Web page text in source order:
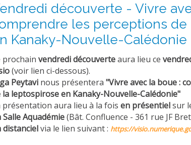
découverte - Vivre
les perceptions de
Kanaky-Nouvelle-Calédonie
prochain vendredi découverteaura lieu ce
(voir lien ci-dessous).
Peytavi nous présentera "Vivre avec la boue :
la leptospirose en Kanaky-Nouvelle-Calédonie"
présentation aura lieu à la fois en présentielsur
Salle Aquadémie(Bât. Confluence - 361 rue JF
distancielvia le lien suivant : https://